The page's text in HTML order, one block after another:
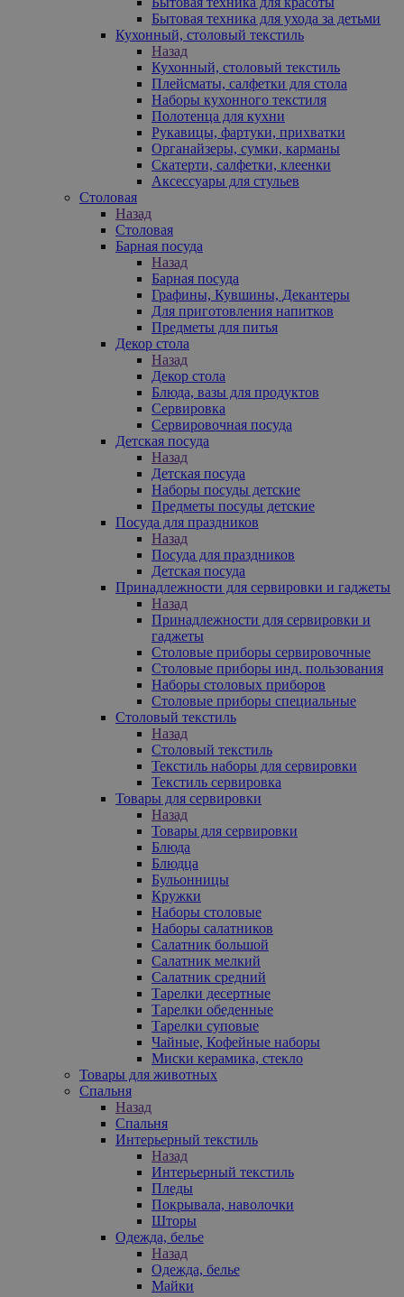
Бытовая техника для ухода за детьми
Кухонный, столовый текстиль
Назад
Кухонный, столовый текстиль
Плейсматы, салфетки для стола
Наборы кухонного текстиля
Полотенца для кухни
Рукавицы, фартуки, прихватки
Органайзеры, сумки, карманы
Скатерти, салфетки, клеенки
Аксессуары для стульев
Столовая
Назад
Столовая
Барная посуда
Назад
Барная посуда
Графины, Кувшины, Декантеры
Для приготовления напитков
Предметы для питья
Декор стола
Назад
Декор стола
Блюда, вазы для продуктов
Сервировка
Сервировочная посуда
Детская посуда
Назад
Детская посуда
Наборы посуды детские
Предметы посуды детские
Посуда для праздников
Назад
Посуда для праздников
Детская посуда
Принадлежности для сервировки и гаджеты
Назад
Принадлежности для сервировки и
гаджеты
Столовые приборы сервировочные
Столовые приборы инд. пользования
Наборы столовых приборов
Столовые приборы специальные
Столовый текстиль
Назад
Столовый текстиль
Текстиль наборы для сервировки
Текстиль сервировка
Товары для сервировки
Назад
Товары для сервировки
Блюда
Блюдца
Бульонницы
Кружки
Наборы столовые
Наборы салатников
Салатник большой
Салатник мелкий
Салатник средний
Тарелки десертные
Тарелки обеденные
Тарелки суповые
Чайные, Кофейные наборы
Миски керамика, стекло
Товары для животных
Спальня
Назад
Спальня
Интерьерный текстиль
Назад
Интерьерный текстиль
Пледы
Покрывала, наволочки
Шторы
Одежда, белье
Назад
Одежда, белье
Майки